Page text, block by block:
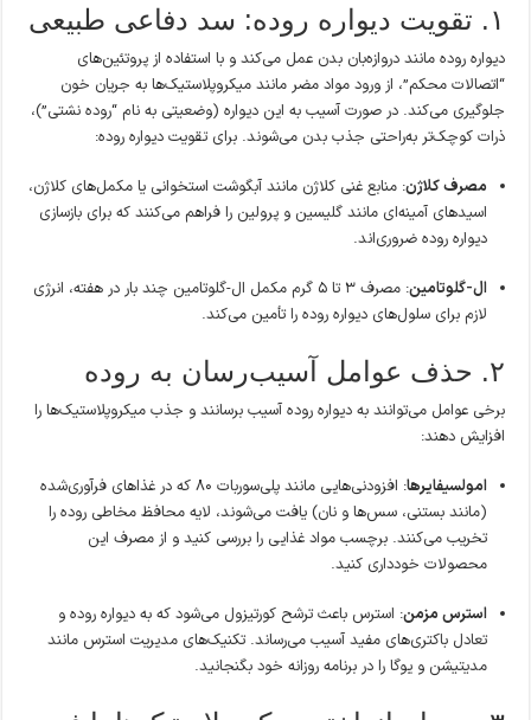
۱. تقویت دیواره روده: سد دفاعی طبیعی
دیواره روده مانند دروازه‌بان بدن عمل می‌کند و با استفاده از پروتئین‌های
“اتصالات محکم”، از ورود مواد مضر مانند میکروپلاستیک‌ها به جریان خون
جلوگیری می‌کند. در صورت آسیب به این دیواره (وضعیتی به نام “روده نشتی”)،
ذرات کوچک‌تر به‌راحتی جذب بدن می‌شوند. برای تقویت دیواره روده:
مصرف کلاژن: منابع غنی کلاژن مانند آبگوشت استخوانی یا مکمل‌های کلاژن،
اسیدهای آمینه‌ای مانند گلیسین و پرولین را فراهم می‌کنند که برای بازسازی
دیواره روده ضروری‌اند.
ال-گلوتامین
: مصرف ۳ تا ۵ گرم مکمل ال-گلوتامین چند بار در هفته، انرژی
لازم برای سلول‌های دیواره روده را تأمین می‌کند.
۲. حذف عوامل آسیب‌رسان به روده
برخی عوامل می‌توانند به دیواره روده آسیب برسانند و جذب میکروپلاستیک‌ها را
افزایش دهند:
امولسیفایرها
: افزودنی‌هایی مانند پلی‌سوربات ۸۰ که در غذاهای فرآوری‌شده
(مانند بستنی، سس‌ها و نان) یافت می‌شوند، لایه محافظ مخاطی روده را
تخریب می‌کنند. برچسب مواد غذایی را بررسی کنید و از مصرف این
محصولات خودداری کنید.
استرس مزمن: استرس باعث ترشح کورتیزول می‌شود که به دیواره روده و
تعادل باکتری‌های مفید آسیب می‌رساند. تکنیک‌های مدیریت استرس مانند
مدیتیشن و یوگا را در برنامه روزانه خود بگنجانید.